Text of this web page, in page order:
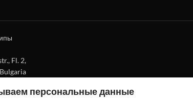
Fl. 2,
персональные данные